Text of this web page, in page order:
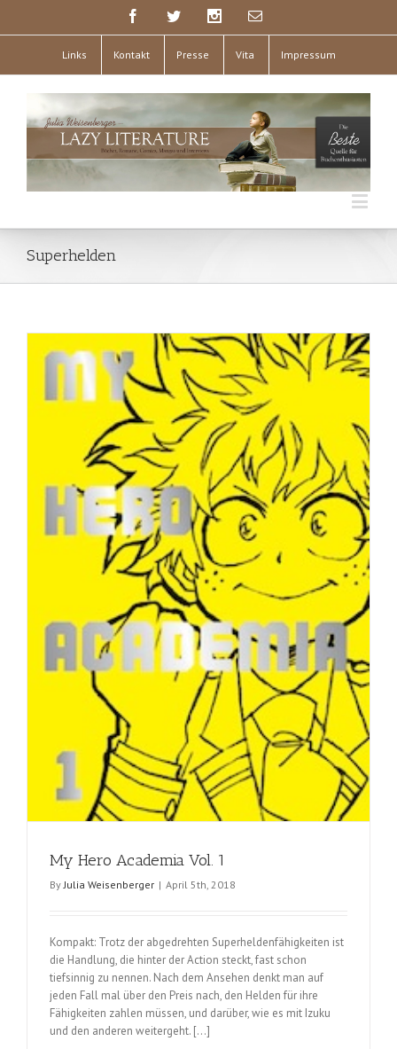
Links Kontakt Presse Vita Impressum
Superhelden
My Hero Academia Vol. 1
ByJulia Weisenberger | April 5th, 2018
Kompakt: Trotz der abgedrehten Superheldenfähigkeiten ist
die Handlung, die hinter der Action steckt, fast schon
tiefsinnig zu nennen. Nach dem Ansehen denkt man auf
jeden Fall mal über den Preis nach, den Helden für ihre
Fähigkeiten zahlen müssen, und darüber, wie es mit Izuku
und den anderen weitergeht. […]